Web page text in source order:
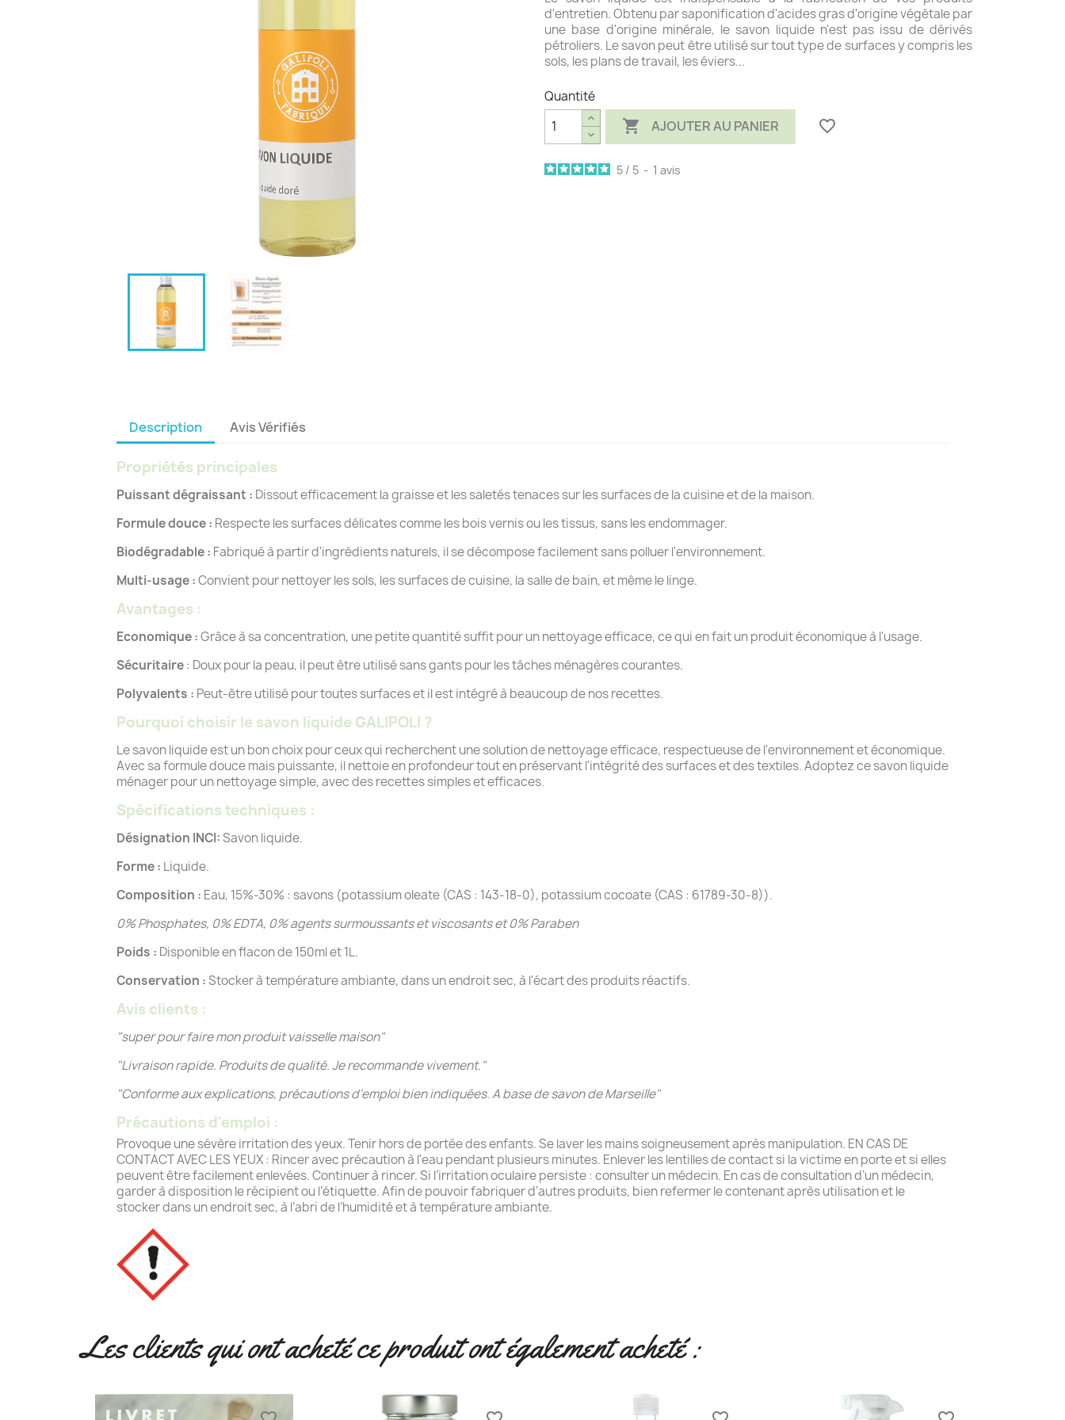
d'entretien. Obtenu par saponification d'acides gras d'origine végétale par
une base d'origine minérale, le savon liquide n'est pas issu de dérivés
pétroliers. Le savon peut être utilisé sur tout type de surfaces y compris les
sols, les plans de travail, les éviers...
Quantité
 AJOUTER AU PANIER favorite_border
5 / 5 - 1 avis
Description Avis Vérifiés
Propriétés principales
Puissant dégraissant : Dissout efficacement la graisse et les saletés tenaces sur les surfaces de la cuisine et de la maison.
Formule douce : Respecte les surfaces délicates comme les bois vernis ou les tissus, sans les endommager.
Biodégradable : Fabriqué à partir d'ingrédients naturels, il se décompose facilement sans polluer l'environnement.
Multi-usage :Convient pour nettoyer les sols, les surfaces de cuisine, la salle de bain, et même le linge.
Avantages :
Economique :Grâce à sa concentration, une petite quantité suffit pour un nettoyage efficace, ce qui en fait un produit économique à l'usage.
Sécuritaire: Doux pour la peau, il peut être utilisé sans gants pour les tâches ménagères courantes.
Polyvalents : Peut-être utilisé pour toutes surfaces et il est intégré à beaucoup de nos recettes.
Pourquoi choisir le savon liquide GALIPOLI ?
Le savon liquide est un bon choix pour ceux qui recherchent une solution de nettoyage efficace, respectueuse de l'environnement et économique.
Avec sa formule douce mais puissante, il nettoie en profondeur tout en préservant l'intégrité des surfaces et des textiles. Adoptez ce savon liquide
ménager pour un nettoyage simple, avec des recettes simples et efficaces.
Spécifications techniques :
Désignation INCI:Savon liquide.
Forme : Liquide.
Composition : Eau, 15%-30% : savons (potassium oleate (CAS : 143-18-0), potassium cocoate (CAS : 61789-30-8)).
0% Phosphates, 0% EDTA, 0% agents surmoussants et viscosants et 0% Paraben
Poids : Disponible en flacon de 150ml et 1L.
Conservation :Stocker à température ambiante, dans un endroit sec, à l'écart des produits réactifs.
Avis clients :
"super pour faire mon produit vaisselle maison"
"Livraison rapide. Produits de qualité. Je recommande vivement."
"Conforme aux explications, précautions d'emploi bien indiquées. A base de savon de Marseille"
Précautions d'emploi :
Provoque une sévère irritation des yeux. Tenir hors de portée des enfants. Se laver les mains soigneusement après manipulation. EN CAS DE
CONTACT AVEC LES YEUX : Rincer avec précaution à l'eau pendant plusieurs minutes. Enlever les lentilles de contact si la victime en porte et si elles
peuvent être facilement enlevées. Continuer à rincer. Si l’irritation oculaire persiste : consulter un médecin. En cas de consultation d’un médecin,
garder à disposition le récipient ou l’étiquette. Afin de pouvoir fabriquer d’autres produits, bien refermer le contenant après utilisation et le
stocker dans un endroit sec, à l’abri de l’humidité et à température ambiante.
Les clients qui ont acheté ce produit ont également acheté :